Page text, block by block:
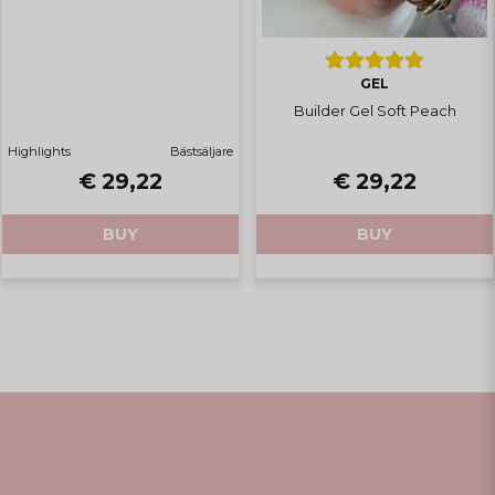
sig fint men utan att upplevas
Anonymous
Är så nöjd med detta gel. Är en superfin
naglar.
Highlights Bästsäljare
€ 29,22
BUY
GEL
Builder Gel Soft Peach
€ 29,22
BUY